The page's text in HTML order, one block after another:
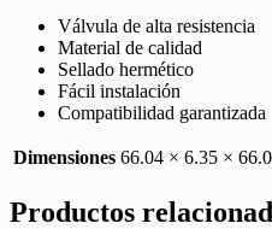
Válvula de alta resistencia
Material de calidad
Sellado hermético
Fácil instalación
Compatibilidad garantizada
Dimensiones 66.04 × 6.35 ×
Productos